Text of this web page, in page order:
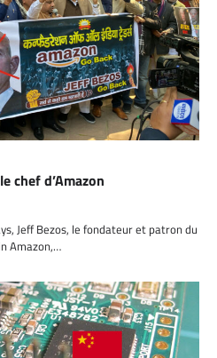
chef d’Amazon
Jeff Bezos, le fondateur et patron du
Amazon,…